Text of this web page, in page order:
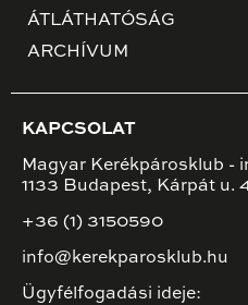
ÁTLÁTHATÓSÁG
ARCHÍVUM
KAPCSOLAT
Magyar Kerékpárosklub -
1133 Budapest, Kárpát u.
+36 (1) 3150590
info@kerekparosklub.hu
Ügyfélfogadási ideje: